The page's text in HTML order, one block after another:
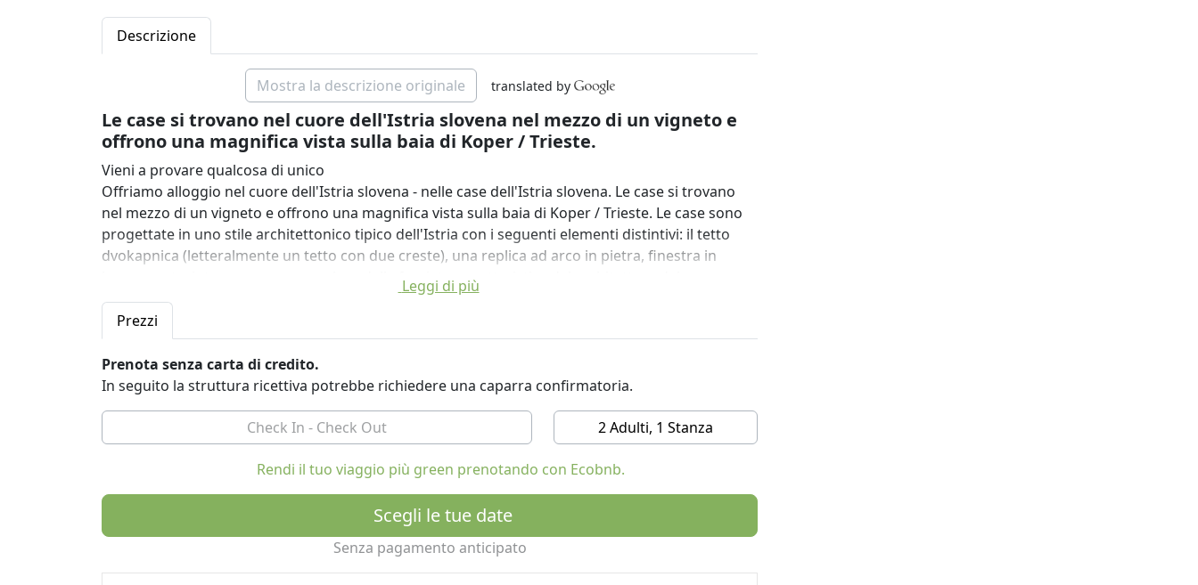
Descrizione
Mostra la descrizione originale translated by
Le case si trovano nel cuore dell'Istria slovena nel mezzo di un vigneto e
offrono una magnifica vista sulla baia di Koper / Trieste.
Vieni a provare qualcosa di unico
Offriamo alloggio nel cuore dell'Istria slovena - nelle case dell'Istria slovena. Le case si trovano
nel mezzo di un vigneto e offrono una magnifica vista sulla baia di Koper / Trieste. Le case sono
progettate in uno stile architettonico tipico dell'Istria con i seguenti elementi distintivi: il tetto
dvokapnica (letteralmente un tetto con due creste), una replica ad arco in pietra, finestra in
legno, porte, intonaco grezzo e colore della facciata, caratteristica del architettura del
dopoguerra in Istria.
Natura, tradizione, cultura, tranquillità
Gli ospiti hanno l'opportunità di raccogliere erbe, frutta e verdura che sono di stagione. Questi
possono vietare trovati davanti a ciascuna delle tre case. Possono anche gustare un buon
bicchiere di vino Refošk locale.
L'interno delle case è decorato con autentici mobili del XIX secolo / inizi del XX secolo. L'interno di
ciascuna delle case rivela anche la storia dell'Istria slovena e le storie delle donne locali di
Šavrinke. Šavrinke erano le nostre nonne che vendevano e contrabbandavano prodotti fatti in
casa nel grande mercato di Trieste. È un omaggio alle antenate di questa zona che come
orgogliose donne istriane hanno saputo superare le prove e le tribolazioni che si sono
presentate sulla loro strada.
Il progetto Case dell'Istria slovena ha ricevuto un premio al MOK Idea Development Competition
Leggi di più
Prezzi
Prenota senza carta di credito.
In seguito la struttura ricettiva potrebbe richiedere una caparra confirmatoria.
2 Adulti, 1 Stanza
Rendi il tuo viaggio più green prenotando con Ecobnb.
Scegli le tue date
Senza pagamento anticipato